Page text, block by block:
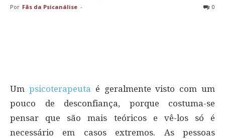
Por Fãs da Psicanálise - 0
Um psicoterapeuta é geralmente visto com um
pouco de desconfiança, porque costuma-se
pensar que são mais teóricos e vê-los só é
necessário em casos extremos. As pessoas